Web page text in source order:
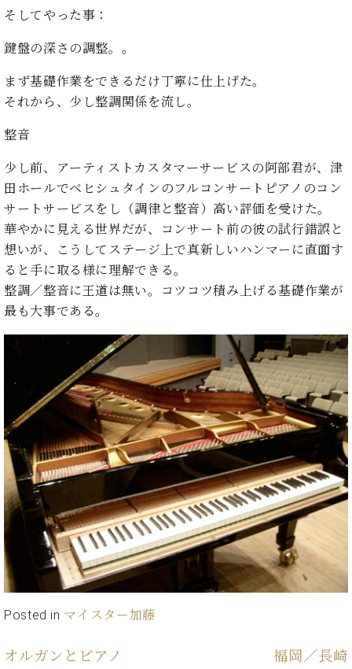
ュ
イ
レ
ジ
C.
ベ
ヒ
タ
イ
ン
ト
ン
ド
ピ
ア
ノ
C.
ベ
ュ
イ
ア
製
番
号
タ
ン
弾
く
に
ヒ
シ
ュ
タ
イ
ン・
ュ
ー
入
実
績
ホ
ー
ル・
ス
績
キ
ン
ー
ン
コ
サ
ー
ト
レ
ッ
ス
イ
ベ
代
理
店
主
催
イ
ベ
コ
ル
舗・
ロ
ン・
律
的
学
方
ま
大
迎。
ベヒ
シュ
タイ
ン・
シュ
ーレ
音楽
ベ
ヒ
ュ
タ
イ
・
セ
ン
ト
ラ
京
店
会
内
お
問
合
せ
そしてやった事：
鍵盤の深さの調整。。
まず基礎作業をできるだけ丁寧に仕上げた。
それから、少し整調関係を流し。
整音
少し前、アーティストカスタマーサービスの阿部君が、津
田ホールでベヒシュタインのフルコンサートピアノのコン
サートサービスをし（調律と整音）高い評価を受けた。
華やかに見える世界だが、コンサート前の彼の試行錯誤と
想いが、こうしてステージ上で真新しいハンマーに直面す
ると手に取る様に理解できる。
整調／整音に王道は無い。コツコツ積み上げる基礎作業が
最も大事である。
Posted in マイスター加藤
オルガンとピアノ 福岡／長崎